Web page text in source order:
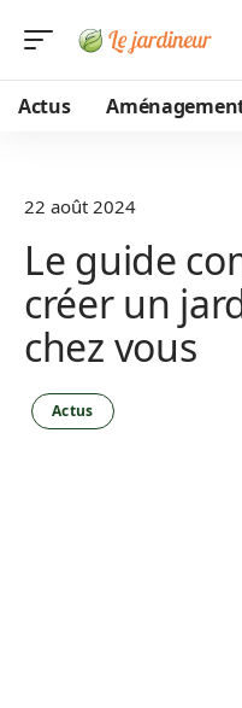
Actus
22 août 2024
Le guide
créer un
chez vous
Actus